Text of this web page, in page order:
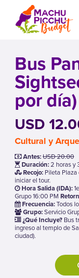
Bus
por día)
USD
Cultural y
Antes:USD 20.00
Duración:2 horas y
Recojo: Pileta
iniciar el tour.
Hora Salida (IDA):
Grupo 16:00 PM
Frecuencia:Todos
Grupo:Servicio
¿Qué Incluye? Bus
ingreso al templo de
ciudad).